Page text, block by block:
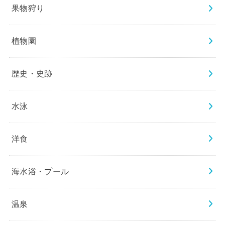
果物狩り
植物園
歴史・史跡
水泳
洋食
海水浴・プール
温泉